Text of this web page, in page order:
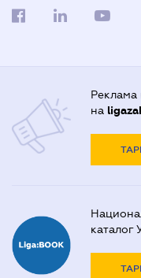
Реклама
на
каталог